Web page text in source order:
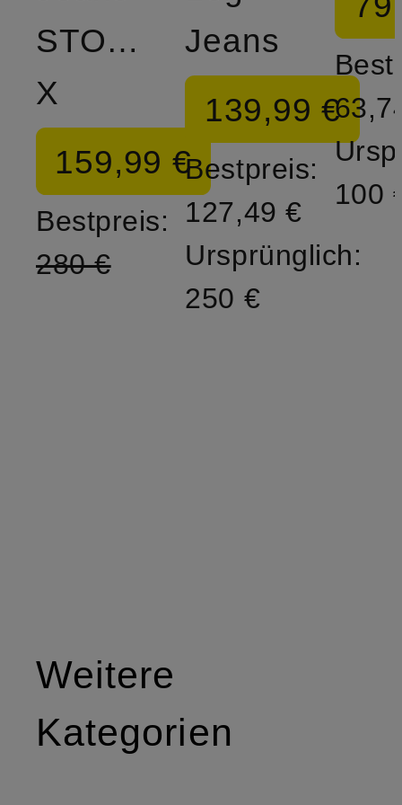
STOVER-
X
159,99 €
Bestpreis:
280 €
Jeans
139,99 €
Bestpreis:
127,49 €
Ursprünglich:
250 €
100
Weitere
Kategorien